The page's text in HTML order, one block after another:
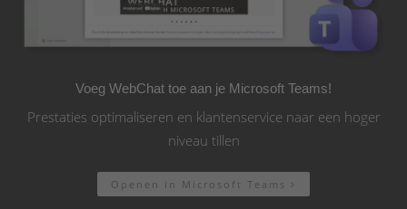
Voeg WebChat toe aan je Microsoft Teams!
Prestaties optimaliseren en klantenservice naar een hoger
niveau tillen
Openen in Microsoft Teams